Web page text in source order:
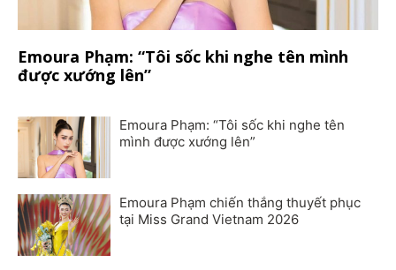
Emoura Phạm: “Tôi sốc khi nghe tên mình
được xướng lên”
Emoura Phạm: “Tôi sốc khi nghe tên
mình được xướng lên”
Emoura Phạm chiến thắng thuyết phục
tại Miss Grand Vietnam 2026